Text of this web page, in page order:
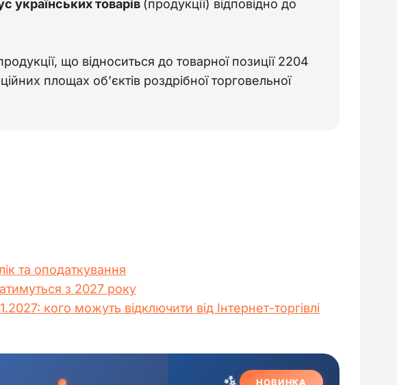
українських товарів (продукції) відповідно до
що відноситься до товарної позиції 2204
площах об’єктів роздрібної торговельної
та оподаткування
з 2027 року
кого можуть відключити від Інтернет-торгівлі